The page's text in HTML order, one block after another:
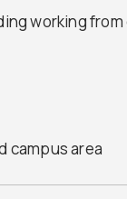
working
campus area